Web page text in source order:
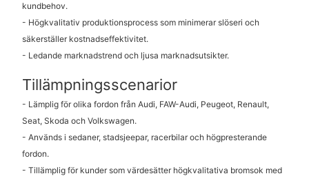
kundbehov.
- Högkvalitativ produktionsprocess som minimerar slöseri och
säkerställer kostnadseffektivitet.
- Ledande marknadstrend och ljusa marknadsutsikter.
Tillämpningsscenarior
- Lämplig för olika fordon från Audi, FAW-Audi, Peugeot, Renault,
Seat, Skoda och Volkswagen.
- Används i sedaner, stadsjeepar, racerbilar och högpresterande
fordon.
- Tillämplig för kunder som värdesätter högkvalitativa bromsok med